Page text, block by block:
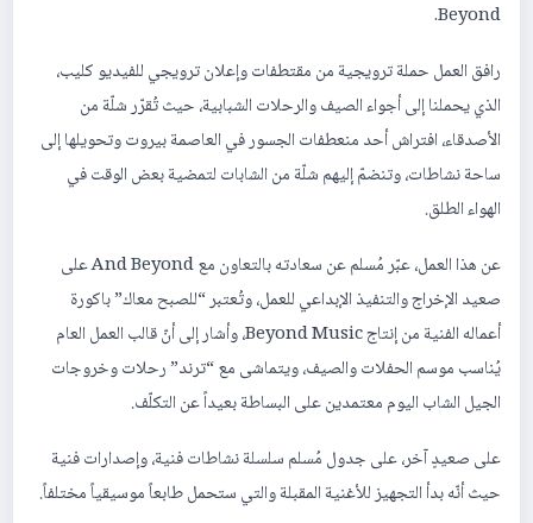
Beyond.
رافق العمل حملة ترويجية من مقتطفات وإعلان ترويجي للفيديو كليب،
الذي يحملنا إلى أجواء الصيف والرحلات الشبابية، حيث تُقرّر شلّة من
الأصدقاء، افتراش أحد منعطفات الجسور في العاصمة بيروت وتحويلها إلى
ساحة نشاطات، وتنضمّ إليهم شلّة من الشابات لتمضية بعض الوقت في
الهواء الطلق.
عن هذا العمل، عبّر مُسلم عن سعادته بالتعاون مع And Beyond على
صعيد الإخراج والتنفيذ الإبداعي للعمل، وتُعتبر “للصبح معاك” باكورة
أعماله الفنية من إنتاج Beyond Music، وأشار إلى أنّ قالب العمل العام
يُناسب موسم الحفلات والصيف، ويتماشى مع “ترند” رحلات وخروجات
الجيل الشاب اليوم معتمدين على البساطة بعيداً عن التكلّف.
على صعيدٍ آخر، على جدول مُسلم سلسلة نشاطات فنية، وإصدارات فنية
حيث أنّه بدأ التجهيز للأغنية المقبلة والتي ستحمل طابعاً موسيقياً مختلفاً.